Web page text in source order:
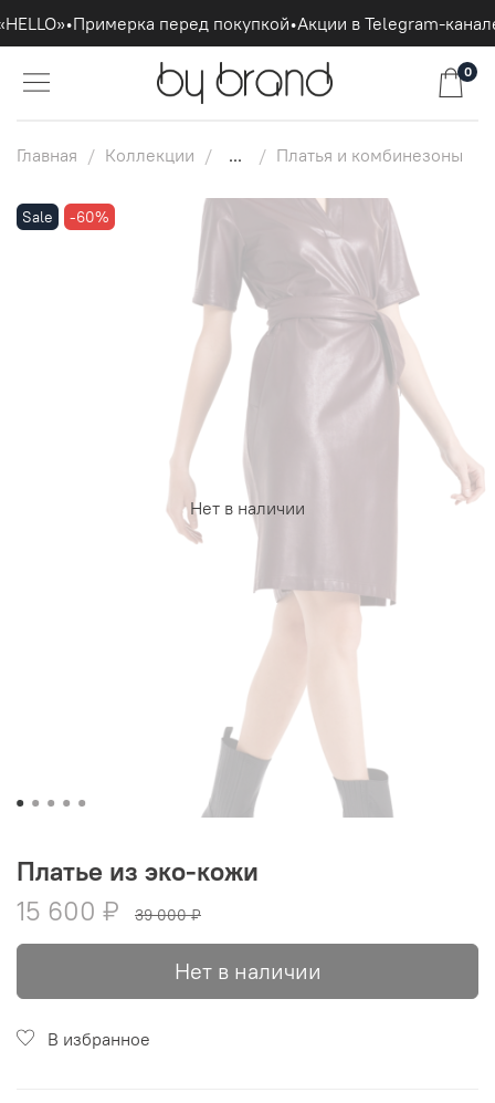
•Примерка перед покупкой•Акции в Telegram-канале
0
Главная Коллекции ... Платья и комбинезоны
Нет в наличии
Sale -60%
Платье из эко-кожи
15 600 ₽
39 000 ₽
Нет в наличии
В избранное